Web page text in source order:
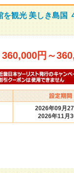
観光 美しき島国
360,000円 ～
2026年09月
2026年11月